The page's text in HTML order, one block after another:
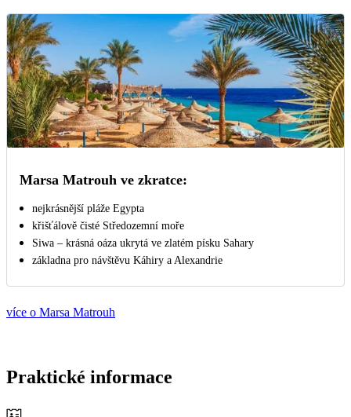
Marsa Matrouh ve zkratce:
nejkrásnější pláže Egypta
křišťálově čisté Středozemní moře
Siwa – krásná oáza ukrytá ve zlatém písku Sahary
základna pro návštěvu Káhiry a Alexandrie
více o Marsa Matrouh
Praktické informace